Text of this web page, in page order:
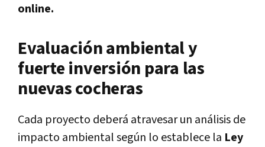
online.
Evaluación ambiental y
fuerte inversión para las
nuevas cocheras
Cada proyecto deberá atravesar un análisis de
impacto ambiental según lo establece la Ley